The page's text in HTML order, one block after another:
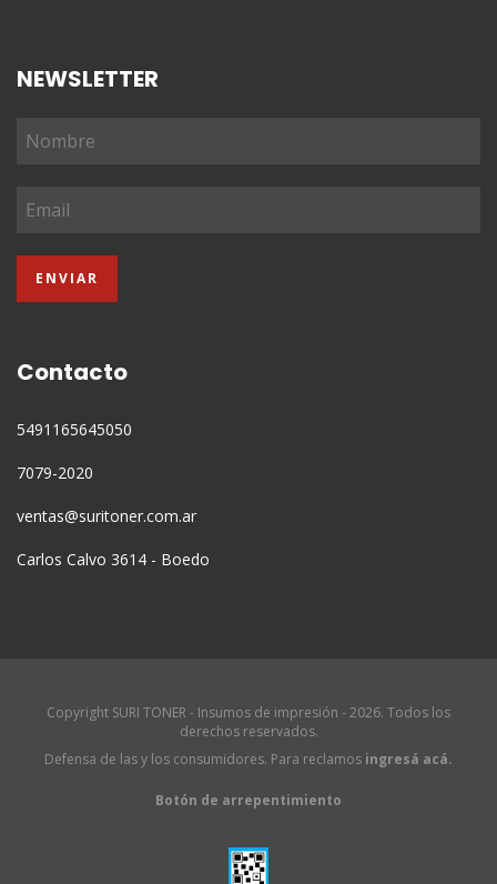
NEWSLETTER
Contacto
5491165645050
7079-2020
ventas@suritoner.com.ar
Carlos Calvo 3614 - Boedo
Copyright SURI TONER - Insumos de impresión - 2026. Todos los
derechos reservados.
Defensa de las y los consumidores. Para reclamos ingresá acá.
Botón de arrepentimiento